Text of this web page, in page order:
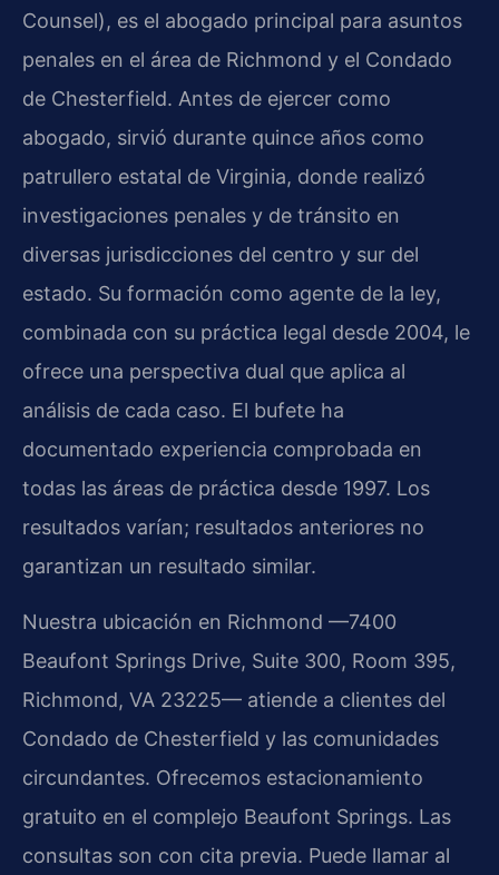
Counsel), es el abogado principal para asuntos
penales en el área de Richmond y el Condado
de Chesterfield. Antes de ejercer como
abogado, sirvió durante quince años como
patrullero estatal de Virginia, donde realizó
investigaciones penales y de tránsito en
diversas jurisdicciones del centro y sur del
estado. Su formación como agente de la ley,
combinada con su práctica legal desde 2004, le
ofrece una perspectiva dual que aplica al
análisis de cada caso. El bufete ha
documentado experiencia comprobada en
todas las áreas de práctica desde 1997. Los
resultados varían; resultados anteriores no
garantizan un resultado similar.
Nuestra ubicación en Richmond —7400
Beaufont Springs Drive, Suite 300, Room 395,
Richmond, VA 23225— atiende a clientes del
Condado de Chesterfield y las comunidades
circundantes. Ofrecemos estacionamiento
gratuito en el complejo Beaufont Springs. Las
consultas son con cita previa. Puede llamar al